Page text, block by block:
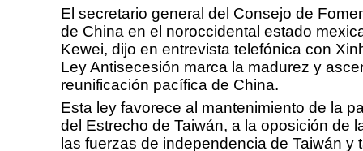
El secretario general del Consejo de
de China en el noroccidental estado
Kewei, dijo en entrevista telefónica con
Ley Antisecesión marca la madurez y
reunificación pacífica de China.
Esta ley favorece al mantenimiento de la
del Estrecho de Taiwán, a la oposición de
las fuerzas de independencia de Taiwán